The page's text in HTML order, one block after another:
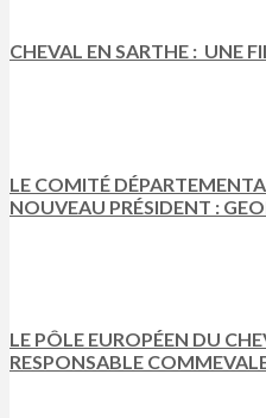
CHEVAL EN SARTHE : UNE
LE COMITÉ
NOUVEAU PRÉSIDENT :
LE PÔLE EUROPÉEN DU
RESPONSABLE